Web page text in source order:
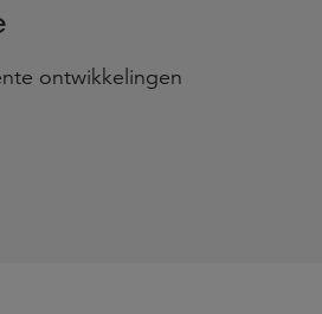
ontwikkelingen